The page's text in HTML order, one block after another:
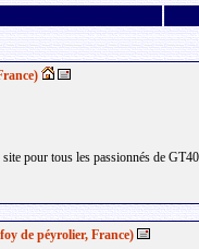
pour tous les passionnés de
de péyrolier, France)